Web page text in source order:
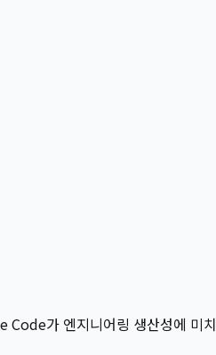
가 엔지니어링 생산성에 미